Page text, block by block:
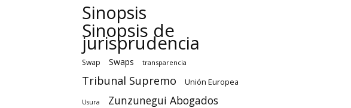
Sinopsis
Sinopsis de
jurisprudencia
Swap Swaps transparencia
Tribunal Supremo Unión Europea
Usura Zunzunegui Abogados